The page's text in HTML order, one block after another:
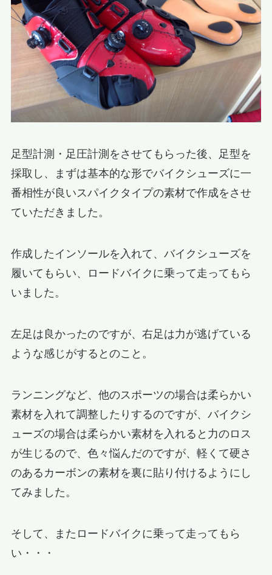
足型計測・足圧計測をさせてもらった後、足型を
採取し、まずは基本的な形でバイクシューズに一
番相性が良いスパイクタイプの素材で作成をさせ
ていただきました。
作成したインソールを入れて、バイクシューズを
履いてもらい、ロードバイクに乗って走ってもら
いました。
左足は良かったのですが、右足は力が逃げている
ような感じがするとのこと。
ランニングなど、他のスポーツの場合は柔らかい
素材を入れて調整したりするのですが、バイクシ
ューズの場合は柔らかい素材を入れると力のロス
が生じるので、色々悩んだのですが、軽くて硬さ
のあるカーボンの素材を裏に貼り付けるようにし
てみました。
そして、またロードバイクに乗って走ってもら
い・・・